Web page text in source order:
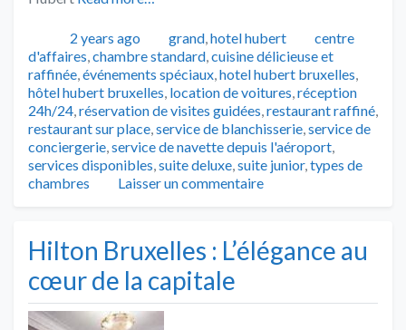
Publié2 years ago Catégories
grand,hotel hubert Tags
centre
d'affaires,chambre standard,cuisine délicieuse et
raffinée,événements spéciaux,hotel hubert bruxelles,
hôtel hubert bruxelles, location de voitures,réception
24h/24,réservation de visites guidées,restaurant raffiné,
restaurant sur place,service de blanchisserie,service de
conciergerie,service de navette depuis l'aéroport,
services disponibles,suite deluxe,suite junior,types de
chambres
Laisser un commentaire
Hilton Bruxelles : L’élégance au
cœur de la capitale